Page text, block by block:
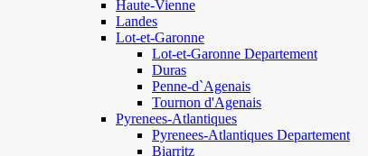
Haute-Vienne
Landes
Lot-et-Garonne
Lot-et-Garonne Departement
Duras
Penne-d`Agenais
Tournon d'Agenais
Pyrenees-Atlantiques
Pyrenees-Atlantiques Departement
Biarritz